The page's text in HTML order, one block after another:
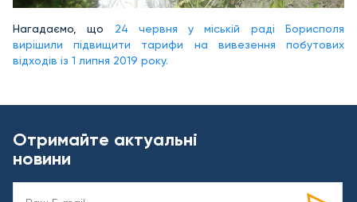
Нагадаємо, що 24 червня у міській раді Борисполя
вирішили підвищити тарифи на вивезення побутових
відходів із 1 липня 2019 року.
Отримайте актуальні
новини